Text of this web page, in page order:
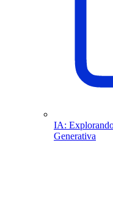
IA:
Generativa